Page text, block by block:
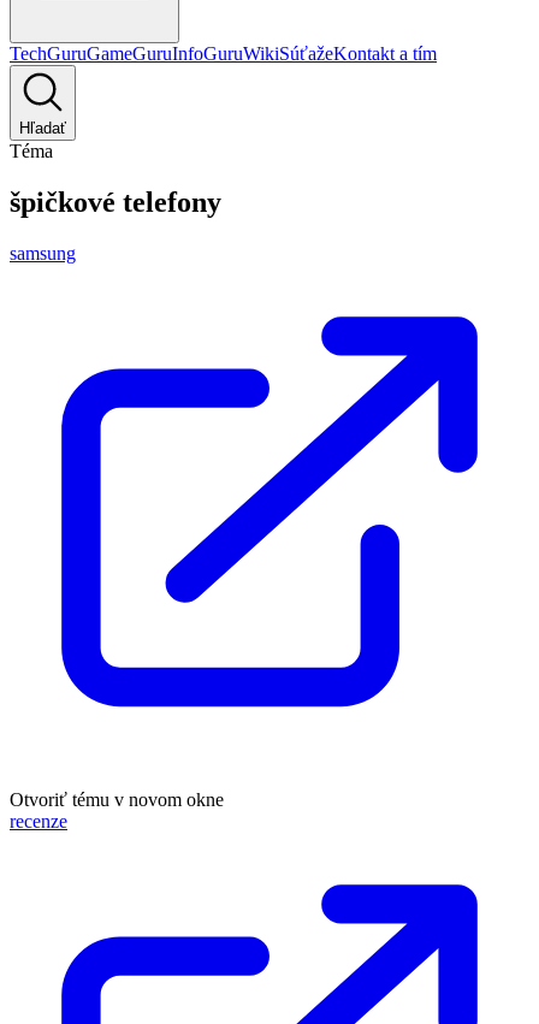
TechGuruGameGuruInfoGuruWikiSúťažeKontakt a tím
Hľadať
Téma
špičkové telefony
samsung
Otvoriť tému v novom okne
recenze